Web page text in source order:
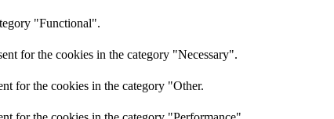
"Functional".
for the cookies in the category "Necessary".
for the cookies in the category "Other.